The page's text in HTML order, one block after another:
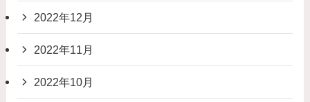
2022年12月
2022年11月
2022年10月